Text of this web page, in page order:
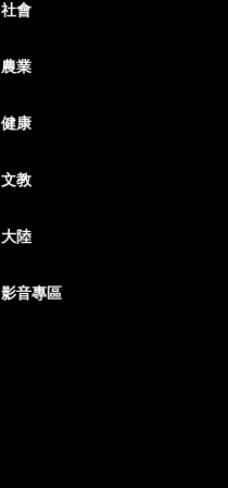
社會
農業
健康
文教
大陸
影音專區